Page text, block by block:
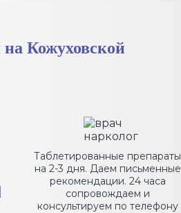
Кожуховской
Таблетированные препараты
на 2-3 дня. Даем письменные
рекомендации. 24 часа
сопровождаем и
консультируем по телефону